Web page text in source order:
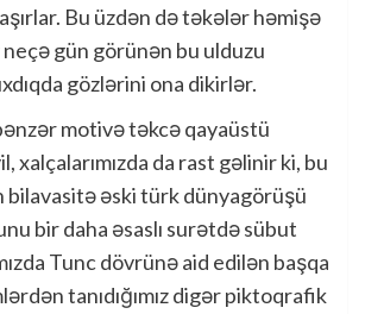
Bu üzdən də təkələr həmişə
gün görünən bu ulduzu
gözlərini ona dikirlər.
motivə təkcə qayaüstü
xalçalarımızda da rast gəlinir ki, bu
bilavasitə əski türk dünyagörüşü
bir daha əsaslı surətdə sübut
Tunc dövrünə aid edilən başqa
tanıdığımız digər piktoqrafik